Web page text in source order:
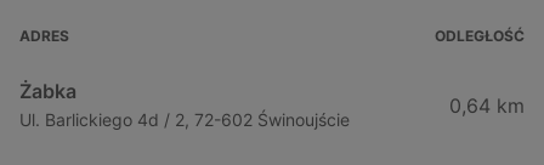
ADRES ODLEGŁOŚĆ
Żabka
Ul. Barlickiego 4d / 2, 72-602 Świnoujście
0,64 km